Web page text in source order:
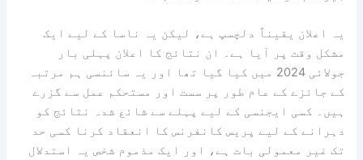
یہ اعلان یقیناً دلچسپ ہے، لیکن یہ ناسا کے لیے ایک
مشکل وقت پر آیا ہے۔ ان نتائج کا اعلان پہلی بار
جولائی 2024 میں کیا گیا تھا اور یہ سائنسی ہم مرتبہ
کے جائزے کے عام طور پر سست اور مستحکم عمل سے گزرے
ہیں۔ کسی ایجنسی کے لیے پہلے سے شائع شدہ نتائج کو
دہرانے کے لیے پریس کانفرنس کا انعقاد کرنا کسی حد
تک غیر معمولی بات ہے، اور ایک مذموم شخص یہ استدلال